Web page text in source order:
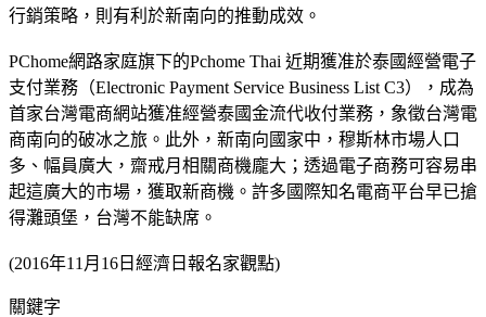
行銷策略，則有利於新南向的推動成效。
PChome網路家庭旗下的Pchome Thai 近期獲准於泰國經營電子
支付業務（Electronic Payment Service Business List C3），成為
首家台灣電商網站獲准經營泰國金流代收付業務，象徵台灣電
商南向的破冰之旅。此外，新南向國家中，穆斯林市場人口
多、幅員廣大，齋戒月相關商機龐大；透過電子商務可容易串
起這廣大的市場，獲取新商機。許多國際知名電商平台早已搶
得灘頭堡，台灣不能缺席。
(2016年11月16日經濟日報名家觀點)
關鍵字